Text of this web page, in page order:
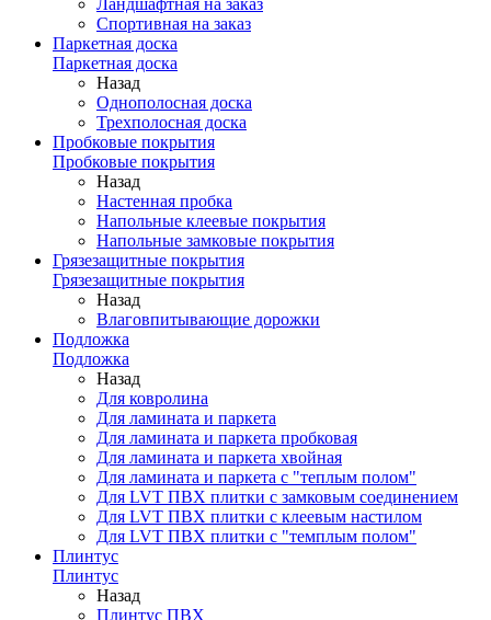
Ландшафтная на заказ
Спортивная на заказ
Паркетная доска
Паркетная доска
Назад
Однополосная доска
Трехполосная доска
Пробковые покрытия
Пробковые покрытия
Назад
Настенная пробка
Напольные клеевые покрытия
Напольные замковые покрытия
Грязезащитные покрытия
Грязезащитные покрытия
Назад
Влаговпитывающие дорожки
Подложка
Подложка
Назад
Для ковролина
Для ламината и паркета
Для ламината и паркета пробковая
Для ламината и паркета хвойная
Для ламината и паркета с "теплым полом"
Для LVT ПВХ плитки с замковым соединением
Для LVT ПВХ плитки с клеевым настилом
Для LVT ПВХ плитки с "темплым полом"
Плинтус
Плинтус
Назад
Плинтус ПВХ